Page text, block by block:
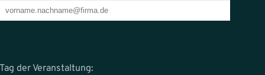
Tag der Veranstaltung: